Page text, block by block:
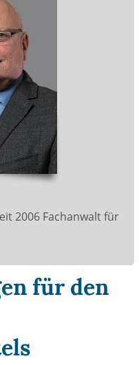
2006 Fachanwalt für
für den